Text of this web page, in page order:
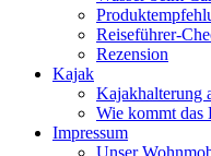
Reiseführer-
Rezension
Kajak
Kajakhalterung
Wie kommt das
Impressum
Unser